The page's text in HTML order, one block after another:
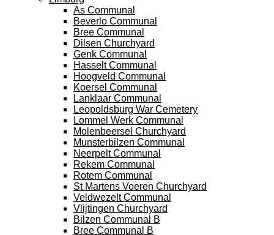
As Communal
Beverlo Communal
Bree Communal
Dilsen Churchyard
Genk Communal
Hasselt Communal
Hoogveld Communal
Koersel Communal
Lanklaar Communal
Leopoldsburg War Cemetery
Lommel Werk Communal
Molenbeersel Churchyard
Munsterbilzen Communal
Neerpelt Communal
Rekem Communal
Rotem Communal
St Martens Voeren Churchyard
Veldwezelt Communal
Vlijtingen Churchyard
Bilzen Communal B
Bree Communal B